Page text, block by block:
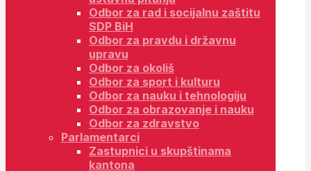
Odbor za rad i socijalnu zaštitu
SDP BiH
Odbor za pravdu i državnu
upravu
Odbor za okoliš
Odbor za sport i kulturu
Odbor za nauku i tehnologiju
Odbor za obrazovanje i nauku
Odbor za zdravstvo
Parlamentarci
Zastupnici u skupštinama
kantona